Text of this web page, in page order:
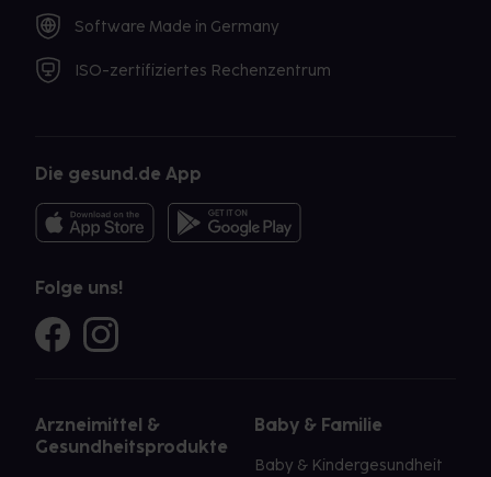
Software Made in Germany
ISO-zertifiziertes Rechenzentrum
Die gesund.de App
Folge uns!
Arzneimittel &
Gesundheitsprodukte
Baby & Familie
Baby & Kindergesundheit